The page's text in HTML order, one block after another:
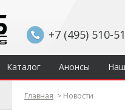
+7 (495) 510-
Каталог Анонсы
Главная > Новости